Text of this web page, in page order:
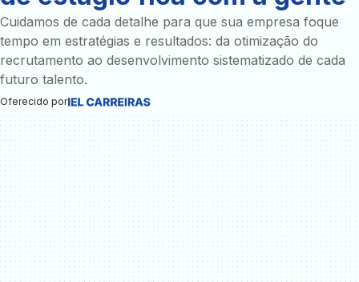
Cuidamos de cada detalhe para que sua empresa foque
tempo em estratégias e resultados: da otimização do
recrutamento ao desenvolvimento sistematizado de cada
futuro talento.
Oferecido por